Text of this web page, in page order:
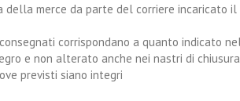
della merce da parte del corriere incaricato
corrispondano a quanto indicato
e non alterato anche nei nastri di
previsti siano integri